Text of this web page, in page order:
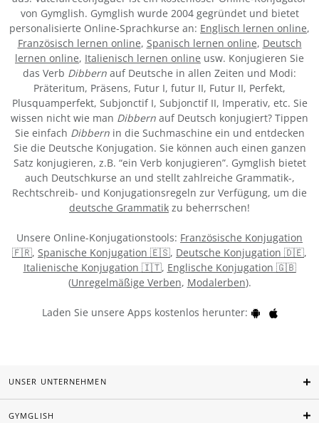
von Gymglish. Gymglish wurde 2004 gegründet und bietet
personalisierte Online-Sprachkurse an: Englisch lernen online,
Französisch lernen online, Spanisch lernen online, Deutsch
lernen online, Italienisch lernen online usw. Konjugieren Sie
das Verb Dibbern auf Deutsche in allen Zeiten und Modi:
Präteritum, Präsens, Futur I, futur II, Futur II, Perfekt,
Plusquamperfekt, Subjonctif I, Subjonctif II, Imperativ, etc. Sie
wissen nicht wie man Dibbern auf Deutsch konjugiert? Tippen
Sie einfach Dibbernin die Suchmaschine ein und entdecken
Sie die Deutsche Konjugation. Sie können auch einen ganzen
Satz konjugieren, z.B. “ein Verb konjugieren”. Gymglish bietet
auch Deutschkurse an und stellt zahlreiche Grammatik-,
Rechtschreib- und Konjugationsregeln zur Verfügung, um die
deutsche Grammatik zu beherrschen!
Unsere Online-Konjugationstools: Französische Konjugation
🇫🇷, Spanische Konjugation 🇪🇸, Deutsche Konjugation 🇩🇪,
Italienische Konjugation 🇮🇹, Englische Konjugation 🇬🇧
(Unregelmäßige Verben, Modalerben).
Laden Sie unsere Apps kostenlos herunter:
UNSER UNTERNEHMEN
GYMGLISH